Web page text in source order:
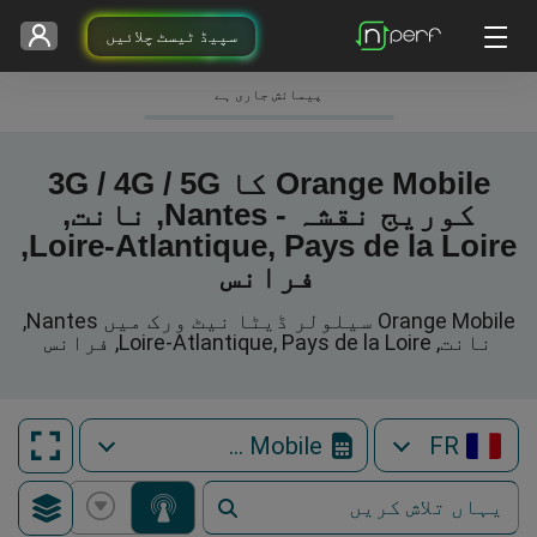
سپیڈ ٹیسٹ چلائیں
پیمائش جاری ہے
Orange Mobile کا 3G / 4G / 5G
کوریج نقشہ - Nantes, نانت,
Loire-Atlantique, Pays de la Loire,
فرانس
Orange Mobile سیلولر ڈیٹا نیٹ ورک میں Nantes,
نانت, Loire-Atlantique, Pays de la Loire, فرانس
FR
Orange Mobile